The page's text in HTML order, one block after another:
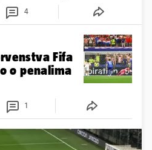
4
Fifa
o penalima
1